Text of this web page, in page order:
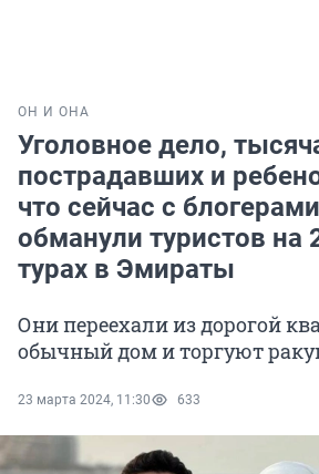
ОН И ОНА
Уголовное дело,
пострадавших и
что сейчас с
обманули туристов на
турах в Эмираты
Они переехали из дорогой
обычный дом и торгуют
23 марта 2024, 11:30 633